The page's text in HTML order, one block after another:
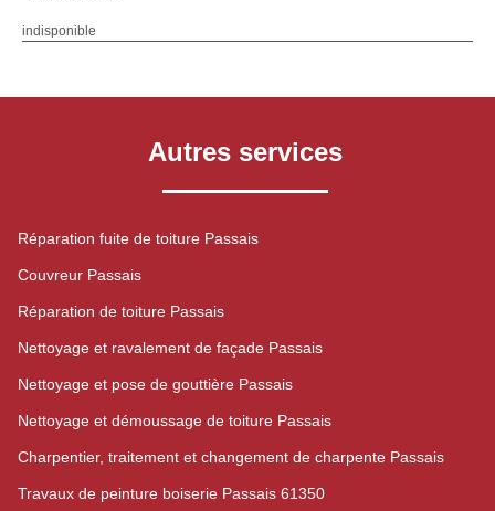
indisponible
Autres services
Réparation fuite de toiture Passais
Couvreur Passais
Réparation de toiture Passais
Nettoyage et ravalement de façade Passais
Nettoyage et pose de gouttière Passais
Nettoyage et démoussage de toiture Passais
Charpentier, traitement et changement de charpente Passais
Travaux de peinture boiserie Passais 61350